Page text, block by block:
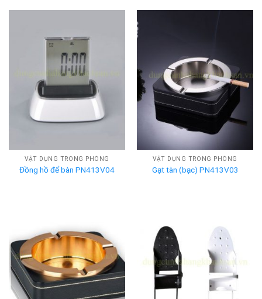
VẬT DỤNG TRONG PHÒNG
Đồng hồ để bàn PN413V04
VẬT DỤNG TRONG PHÒNG
Gạt tàn (bạc) PN413V03